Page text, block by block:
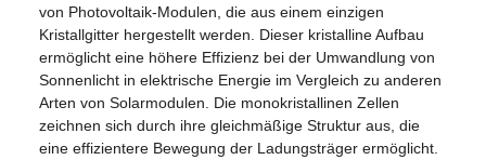
von Photovoltaik-Modulen, die aus einem einzigen
Kristallgitter hergestellt werden. Dieser kristalline Aufbau
ermöglicht eine höhere Effizienz bei der Umwandlung von
Sonnenlicht in elektrische Energie im Vergleich zu anderen
Arten von Solarmodulen. Die monokristallinen Zellen
zeichnen sich durch ihre gleichmäßige Struktur aus, die
eine effizientere Bewegung der Ladungsträger ermöglicht.